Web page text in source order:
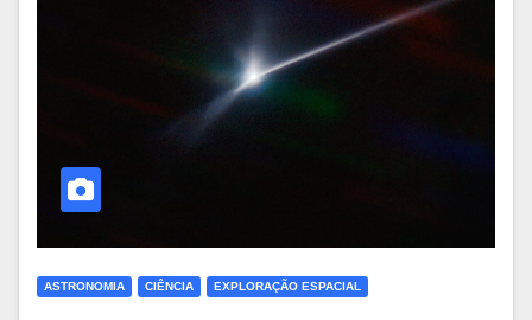
ASTRONOMIA CIÊNCIA EXPLORAÇÃO ESPACIAL